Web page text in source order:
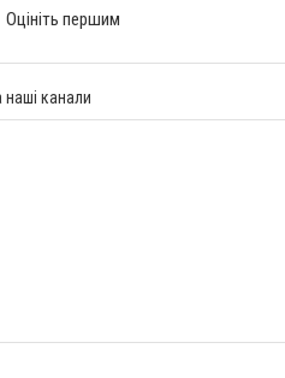
Оцініть першим
наші канали